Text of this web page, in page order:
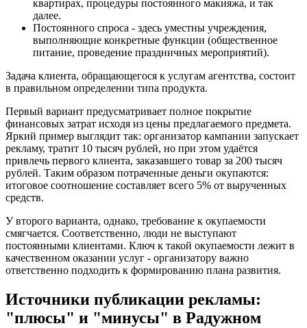
квартирах, процедуры постоянного макияжа, и так
далее.
Постоянного спроса - здесь уместны учреждения,
выполняющие конкретные функции (общественное
питание, проведение праздничных мероприятий).
Задача клиента, обращающегося к услугам агентства, состоит
в правильном определении типа продукта.
Первый вариант предусматривает полное покрытие
финансовых затрат исходя из цены предлагаемого предмета.
Яркий пример выглядит так: организатор кампании запускает
рекламу, тратит 10 тысяч рублей, но при этом удаётся
привлечь первого клиента, заказавшего товар за 200 тысяч
рублей. Таким образом потраченные деньги окупаются:
итоговое соотношение составляет всего 5% от вырученных
средств.
У второго варианта, однако, требование к окупаемости
смягчается. Соответственно, люди не выступают
постоянными клиентами. Ключ к такой окупаемости лежит в
качественном оказании услуг - организатору важно
ответственно подходить к формированию плана развития.
Источники публикации рекламы:
"плюсы" и "минусы" в Радужном